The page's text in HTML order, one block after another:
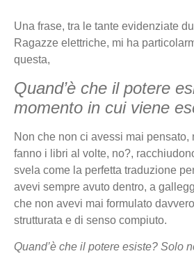
Una frase, tra le tante evidenziate
Ragazze elettriche, mi ha
questa,
Quand’è che il potere
momento in cui viene
Non che non ci avessi mai pensato,
fanno i libri al volte, no?,
svela come la perfetta traduzione
avevi sempre avuto dentro, a
che non avevi mai formulato
strutturata e di senso compiuto.
Quand’è che il potere esiste? Solo